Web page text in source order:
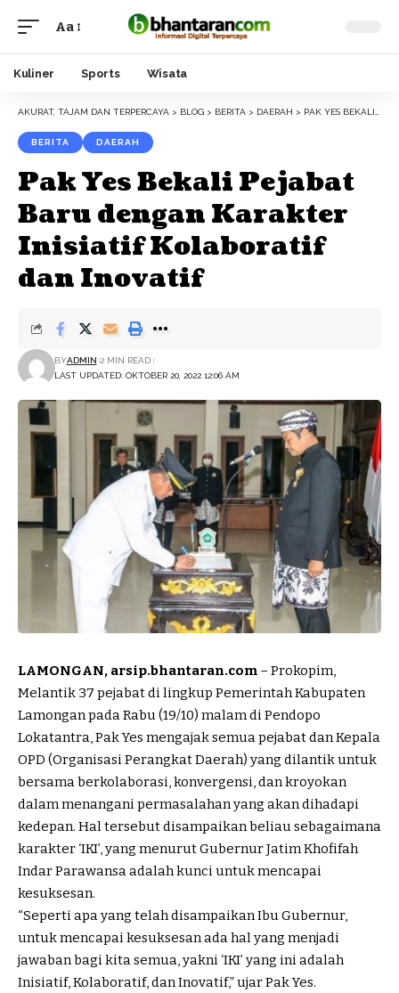
Font
Resizer
Aa
Kuliner Sports Wisata
AKURAT, TAJAM DAN TERPERCAYA > BLOG > BERITA > DAERAH > PAK YES BEKALI PEJABAT BARU DENGAN KARAKTER INISIATIF KOLABORATIF DAN INOVATIF
BERITA DAERAH
Pak Yes Bekali Pejabat
Baru dengan Karakter
Inisiatif Kolaboratif
dan Inovatif
LAST UPDATED: OKTOBER 20, 2022 12:06 AM
BYADMIN 2 MIN READ
LAMONGAN, arsip.bhantaran.com – Prokopim,
Melantik 37 pejabat di lingkup Pemerintah Kabupaten
Lamongan pada Rabu (19/10) malam di Pendopo
Lokatantra, Pak Yes mengajak semua pejabat dan Kepala
OPD (Organisasi Perangkat Daerah) yang dilantik untuk
bersama berkolaborasi, konvergensi, dan kroyokan
dalam menangani permasalahan yang akan dihadapi
kedepan. Hal tersebut disampaikan beliau sebagaimana
karakter ‘IKI’, yang menurut Gubernur Jatim Khofifah
Indar Parawansa adalah kunci untuk mencapai
kesuksesan.
“Seperti apa yang telah disampaikan Ibu Gubernur,
untuk mencapai kesuksesan ada hal yang menjadi
jawaban bagi kita semua, yakni ‘IKI’ yang ini adalah
Inisiatif, Kolaboratif, dan Inovatif,” ujar Pak Yes.